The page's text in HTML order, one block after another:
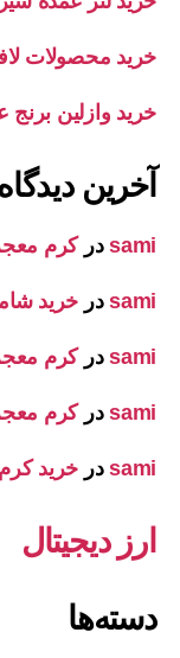
خرید محصولات
خرید وازلین برنج
آخرین
samiدرکرم
samiدر خرید
samiدرکرم
samiدرکرم
samiدر خرید
ارز دیجیتال
دسته‌ها